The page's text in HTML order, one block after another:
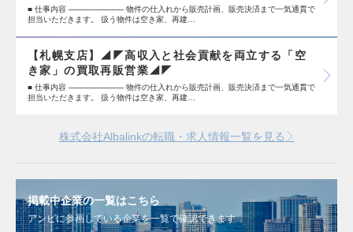
■ 仕事内容 ────────── 物件の仕入れから販売計画、販売決済まで一気通貫で
担当いただきます。 扱う物件は空き家、再建…
【札幌支店】◢◤高収入と社会貢献を両立する「空
き家」の買取再販営業◢◤
■ 仕事内容 ────────── 物件の仕入れから販売計画、販売決済まで一気通貫で
担当いただきます。 扱う物件は空き家、再建…
株式会社Albalinkの転職・求人情報一覧を見る
掲載中企業の一覧はこちら
アンビに参画している企業を一覧で確認できます